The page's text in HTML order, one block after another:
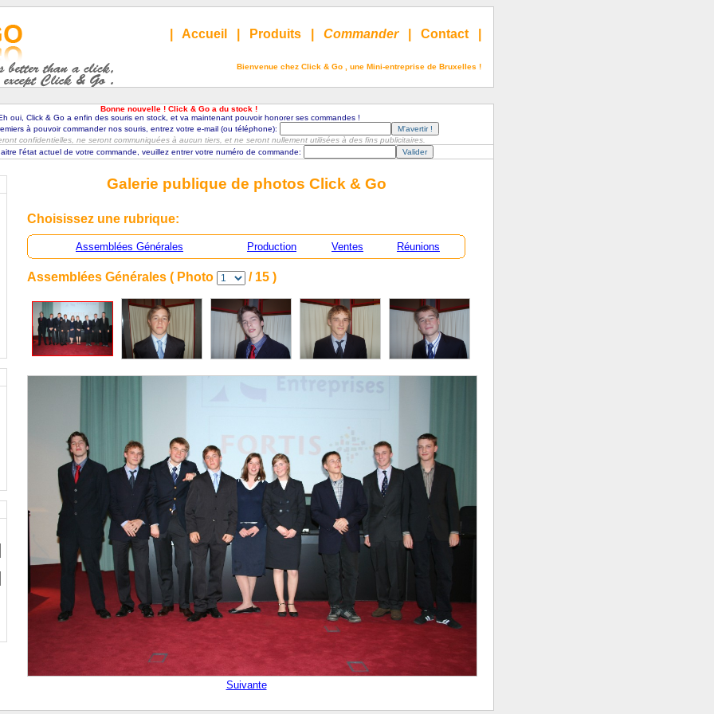
Accueil Produits Commander| Contact
Bienvenue chez Click & Go , une Mini-entreprise de Bruxelles !
Bonne nouvelle ! Click & Go a du stock !
oui, Click & Go a enfin des souris en stock, et va maintenant pouvoir honorer ses commandes !
à pouvoir commander nos souris, entrez votre e-mail (ou téléphone):
confidentielles, ne seront communiquées à aucun tiers, et ne seront nullement utilisées à des fins publicitaires.
l'état actuel de votre commande, veuillez entrer votre numéro de commande:
Galerie publique de photos Click & Go
Choisissez une rubrique:
Assemblées Générales Production Ventes Réunions
Assemblées Générales ( Photo / 15 )
Suivante